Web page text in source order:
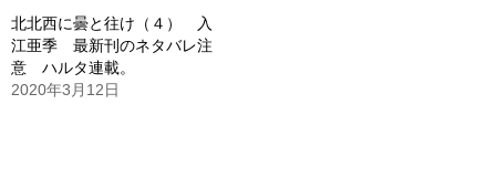
北北西に曇と往け（４） 入
江亜季 最新刊のネタバレ注
意 ハルタ連載。
2020年3月12日